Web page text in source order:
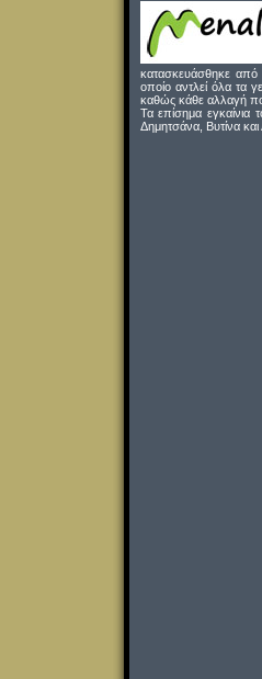
κατασκευάσθηκε από
οποίο αντλεί όλα τα
καθώς κάθε αλλαγή που
Τα επίσημα
Δημητσάνα, Βυτίνα